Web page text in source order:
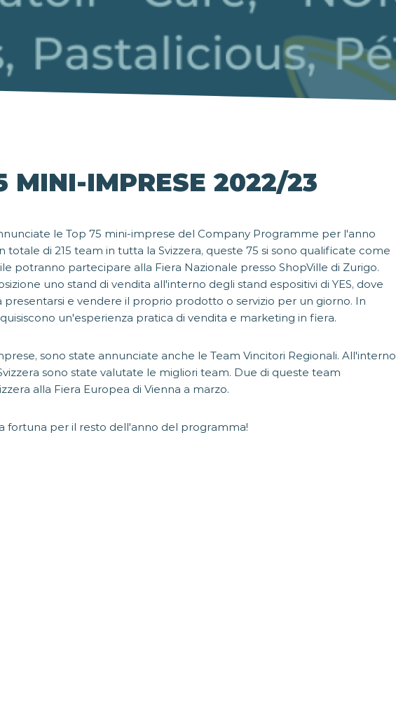
MINI-IMPRESE 2022/23
le Top 75 mini-imprese del Company Programme per l'anno
totale di 215 team in tutta la Svizzera, queste 75 si sono qualificate come
potranno partecipare alla Fiera Nazionale presso ShopVille di Zurigo.
uno stand di vendita all'interno degli stand espositivi di YES, dove
e vendere il proprio prodotto o servizio per un giorno. In
un'esperienza pratica di vendita e marketing in fiera.
sono state annunciate anche le Team Vincitori Regionali. All'interno
sono state valutate le migliori team. Due di queste team
alla Fiera Europea di Vienna a marzo.
fortuna per il resto dell'anno del programma!